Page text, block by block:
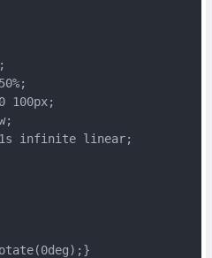
100px;
1s infinite linear;